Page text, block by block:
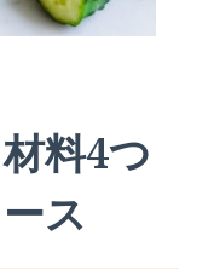
料4つ
ス